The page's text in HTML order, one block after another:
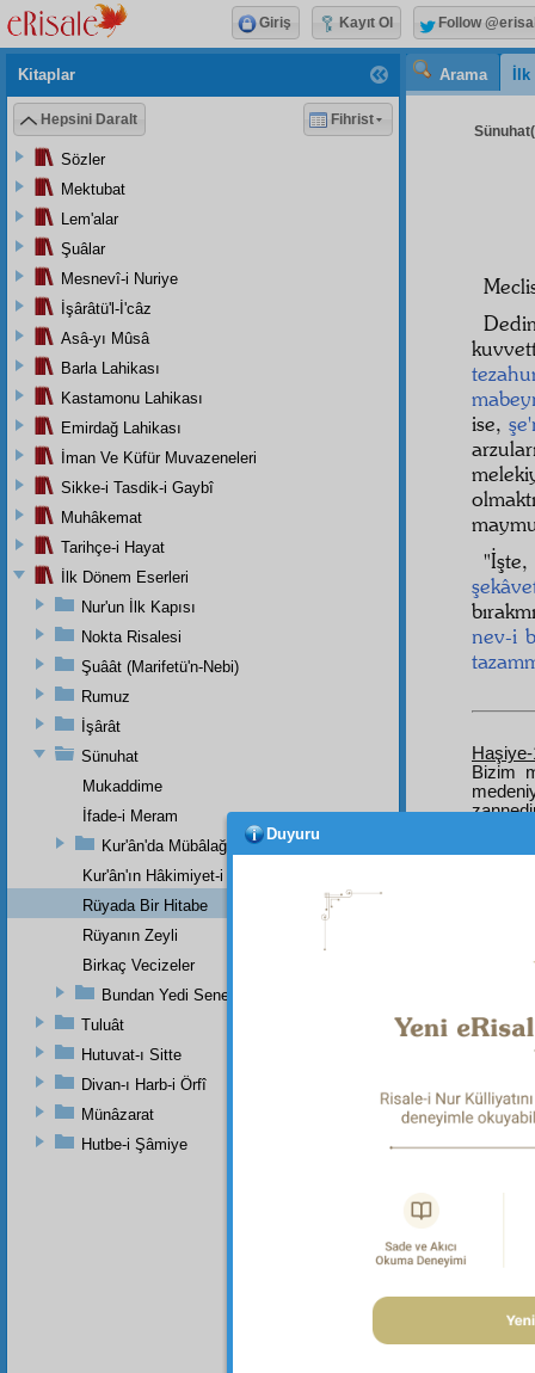
Arama
ise,
nev-i
Bizim
Kitaplar
Hepsini Daralt Fihrist
Sözler
Mektubat
Lem'alar
Şuâlar
Mesnevî-i Nuriye
İşârâtü'l-İ'câz
Asâ-yı Mûsâ
Barla Lahikası
Kastamonu Lahikası
Emirdağ Lahikası
İman Ve Küfür Muvazeneleri
Sikke-i Tasdik-i Gaybî
Muhâkemat
Tarihçe-i Hayat
İlk Dönem Eserleri
Nur'un İlk Kapısı
Nokta Risalesi
Şuâât (Marifetü'n-Nebi)
Rumuz
İşârât
Sünuhat
Mukaddime
İfade-i Meram
Kur'ân'da Mübâlağa, Mücâzefe Yoktur
Kur'ân'ın Hâkimiyet-i Mutlakası
Rüyada Bir Hitabe
Rüyanın Zeyli
Birkaç Vecizeler
Bundan Yedi Sene Evvel Bir Risaleme Yazdığım Zeyl
Tuluât
Hutuvat-ı Sitte
Divan-ı Harb-i Örfî
Münâzarat
Hutbe-i Şâmiye
Giriş Kayıt Ol Follow
Duyuru